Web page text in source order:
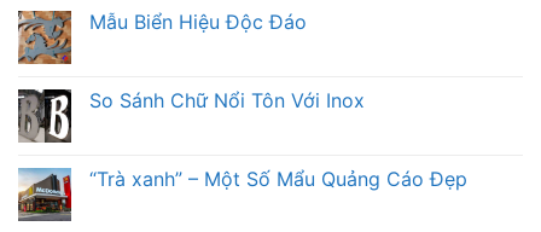
Mẫu Biển Hiệu Độc Đáo
So Sánh Chữ Nổi Tôn Với Inox
“Trà xanh” – Một Số Mẩu Quảng Cáo Đẹp